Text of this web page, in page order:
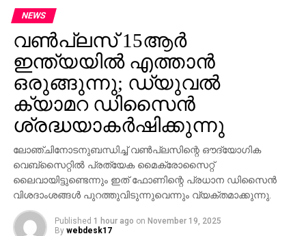
NEWS
വണ്‍പ്ലസ് 15ആര്‍
ഇന്ത്യയില്‍ എത്താന്‍
ഒരുങ്ങുന്നു; ഡ്യുവല്‍
ക്യാമറ ഡിസൈന്‍
ശ്രദ്ധയാകര്‍ഷിക്കുന്നു
ലോഞ്ചിനോടനുബന്ധിച്ച് വണ്‍പ്ലസിന്റെ ഔദ്യോഗിക
വെബ്‌സൈറ്റില്‍ പ്രത്യേക മൈക്രോസൈറ്റ്
ലൈവായിട്ടുണ്ടെന്നും ഇത് ഫോണിന്റെ പ്രധാന ഡിസൈന്‍
വിശദാംശങ്ങള്‍ പുറത്തുവിടുന്നുവെന്നും വ്യക്തമാക്കുന്നു.
Published 1 hour ago on November 19, 2025
By webdesk17